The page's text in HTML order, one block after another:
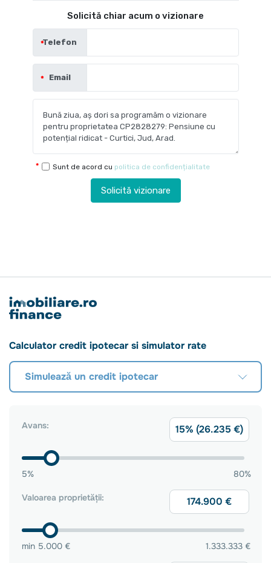
Solicită chiar acum o vizionare
Telefon
Email
Sunt de acord cu politica de confidențialitate
Solicită vizionare